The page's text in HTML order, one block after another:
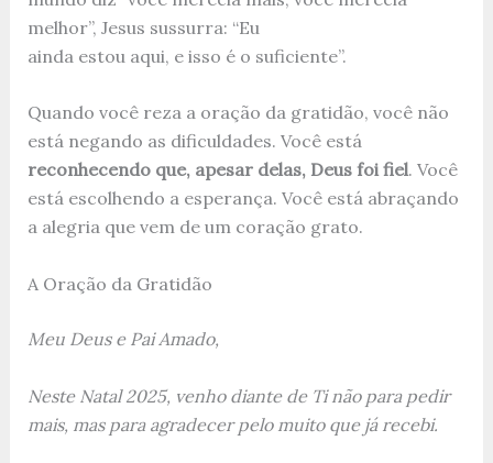
melhor”, Jesus sussurra: “Eu
ainda estou aqui, e isso é o suficiente”.
Quando você reza a oração da gratidão, você não
está negando as dificuldades. Você está
reconhecendo que, apesar delas, Deus foi fiel. Você
está escolhendo a esperança. Você está abraçando
a alegria que vem de um coração grato.
A Oração da Gratidão
Meu Deus e Pai Amado,
Neste Natal 2025, venho diante de Ti não para pedir
mais, mas para agradecer pelo muito que já recebi.